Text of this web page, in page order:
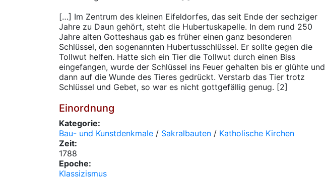
[…] Im Zentrum des kleinen Eifeldorfes, das seit Ende der sechziger
Jahre zu Daun gehört, steht die Hubertuskapelle. In dem rund 250
Jahre alten Gotteshaus gab es früher einen ganz besonderen
Schlüssel, den sogenannten Hubertusschlüssel. Er sollte gegen die
Tollwut helfen. Hatte sich ein Tier die Tollwut durch einen Biss
eingefangen, wurde der Schlüssel ins Feuer gehalten bis er glühte und
dann auf die Wunde des Tieres gedrückt. Verstarb das Tier trotz
Schlüssel und Gebet, so war es nicht gottgefällig genug. [2]
Einordnung
Kategorie:
Bau- und Kunstdenkmale / Sakralbauten / Katholische Kirchen
Zeit:
1788
Epoche:
Klassizismus